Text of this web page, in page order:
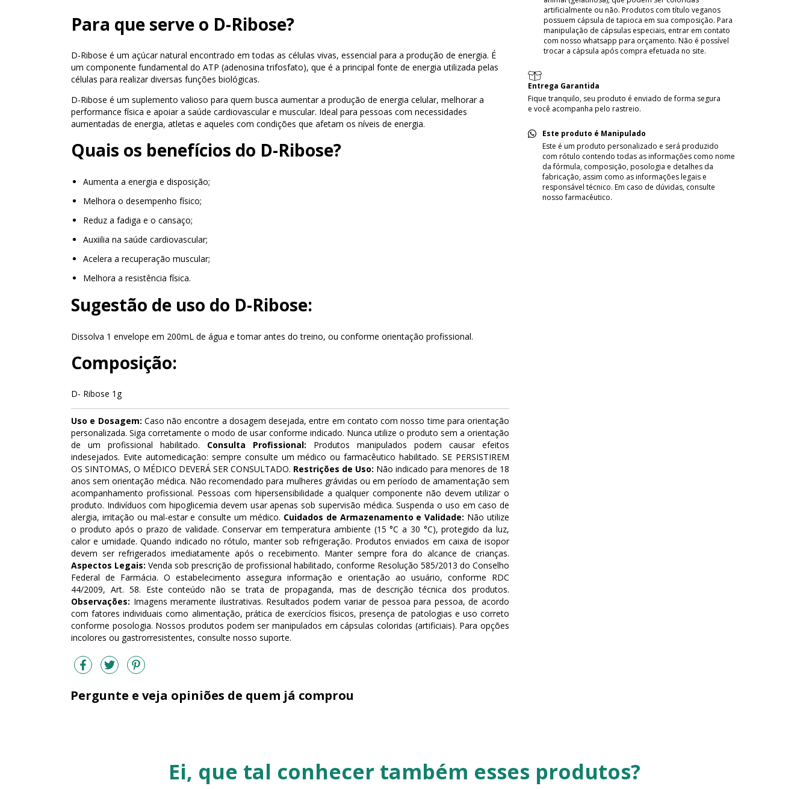
Para que serve o D-Ribose?
D-Ribose é um açúcar natural encontrado em todas as células vivas, essencial para a produção de energia. É
um componente fundamental do ATP (adenosina trifosfato), que é a principal fonte de energia utilizada pelas
células para realizar diversas funções biológicas.
D-Ribose é um suplemento valioso para quem busca aumentar a produção de energia celular, melhorar a
performance física e apoiar a saúde cardiovascular e muscular. Ideal para pessoas com necessidades
aumentadas de energia, atletas e aqueles com condições que afetam os níveis de energia.
Quais os benefícios do D-Ribose?
Aumenta a energia e disposição;
Melhora o desempenho físico;
Reduz a fadiga e o cansaço;
Auxiilia na saúde cardiovascular;
Acelera a recuperação muscular;
Melhora a resistência física.
Sugestão de uso do D-Ribose:
Dissolva 1 envelope em 200mL de água e tomar antes do treino, ou conforme orientação profissional.
Composição:
D- Ribose 1g
Uso e Dosagem: Caso não encontre a dosagem desejada, entre em contato com nosso time para orientação
personalizada. Siga corretamente o modo de usar conforme indicado. Nunca utilize o produto sem a orientação
de um profissional habilitado. Consulta Profissional: Produtos manipulados podem causar efeitos
indesejados. Evite automedicação: sempre consulte um médico ou farmacêutico habilitado. SE PERSISTIREM
OS SINTOMAS, O MÉDICO DEVERÁ SER CONSULTADO. Restrições de Uso: Não indicado para menores de 18
anos sem orientação médica. Não recomendado para mulheres grávidas ou em período de amamentação sem
acompanhamento profissional. Pessoas com hipersensibilidade a qualquer componente não devem utilizar o
produto. Indivíduos com hipoglicemia devem usar apenas sob supervisão médica. Suspenda o uso em caso de
alergia, irritação ou mal-estar e consulte um médico. Cuidados de Armazenamento e Validade: Não utilize
o produto após o prazo de validade. Conservar em temperatura ambiente (15 °C a 30 °C), protegido da luz,
calor e umidade. Quando indicado no rótulo, manter sob refrigeração. Produtos enviados em caixa de isopor
devem ser refrigerados imediatamente após o recebimento. Manter sempre fora do alcance de crianças.
Aspectos Legais: Venda sob prescrição de profissional habilitado, conforme Resolução 585/2013 do Conselho
Federal de Farmácia. O estabelecimento assegura informação e orientação ao usuário, conforme RDC
44/2009, Art. 58. Este conteúdo não se trata de propaganda, mas de descrição técnica dos produtos.
Observações: Imagens meramente ilustrativas. Resultados podem variar de pessoa para pessoa, de acordo
com fatores individuais como alimentação, prática de exercícios físicos, presença de patologias e uso correto
conforme posologia. Nossos produtos podem ser manipulados em cápsulas coloridas (artificiais). Para opções
incolores ou gastrorresistentes, consulte nosso suporte.
artificialmente ou não. Produtos com título veganos
possuem cápsula de tapioca em sua composição. Para
manipulação de cápsulas especiais, entrar em contato
com nosso whatsapp para orçamento. Não é possível
trocar a cápsula após compra efetuada no site.
Entrega Garantida
Fique tranquilo, seu produto é enviado de forma segura
e você acompanha pelo rastreio.
Este produto é Manipulado
Este é um produto personalizado e será produzido
com rótulo contendo todas as informações como nome
da fórmula, composição, posologia e detalhes da
fabricação, assim como as informações legais e
responsável técnico. Em caso de dúvidas, consulte
nosso farmacêutico.
Pergunte e veja opiniões de quem já comprou
Ei, que tal conhecer também esses produtos?